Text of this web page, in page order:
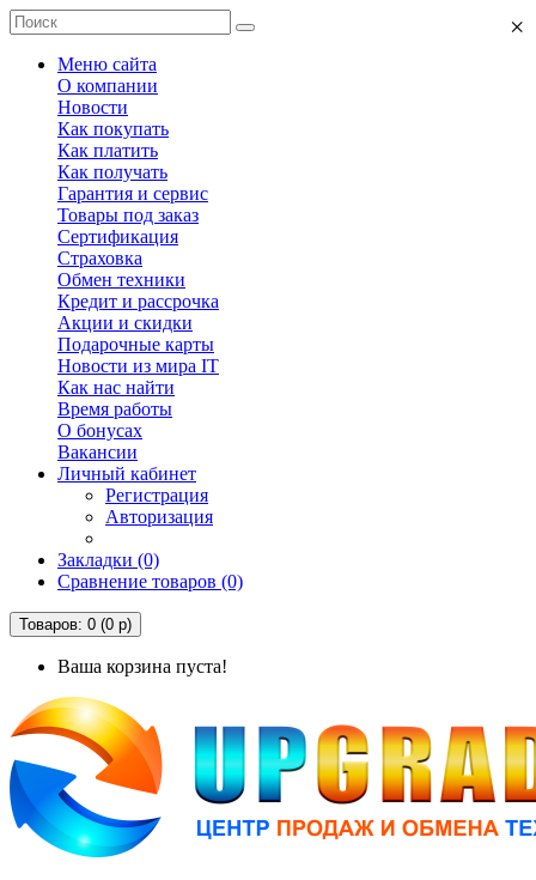
Меню сайта
О компании
Новости
Как покупать
Как платить
Как получать
Гарантия и сервис
Товары под заказ
Сертификация
Страховка
Обмен техники
Кредит и рассрочка
Акции и скидки
Подарочные карты
Новости из мира IT
Как нас найти
Время работы
О бонусах
Вакансии
Личный кабинет
Регистрация
Авторизация
Закладки (0)
Сравнение товаров (0)
Товаров: 0 (0 р)
Ваша корзина пуста!
×